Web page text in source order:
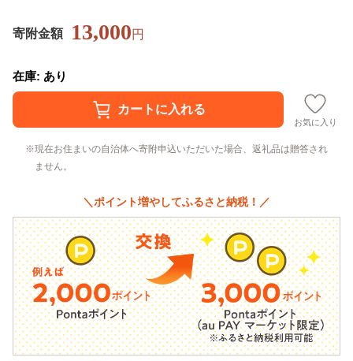
寄附金額 13,000円
在庫: あり
お気に入り
現在お住まいの自治体へ寄附申込いただいた場合、返礼品は贈答され
ません。
＼ポイント増やしてふるさと納税！／